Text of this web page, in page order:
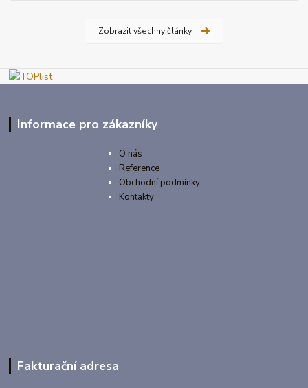
Zobrazit všechny články
Informace pro zákazníky
O nás
Reference
Obchodní podmínky
Kontakty
Fakturační adresa